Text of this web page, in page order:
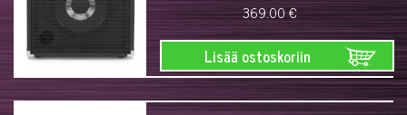
369.00 €
Lisää ostoskoriin